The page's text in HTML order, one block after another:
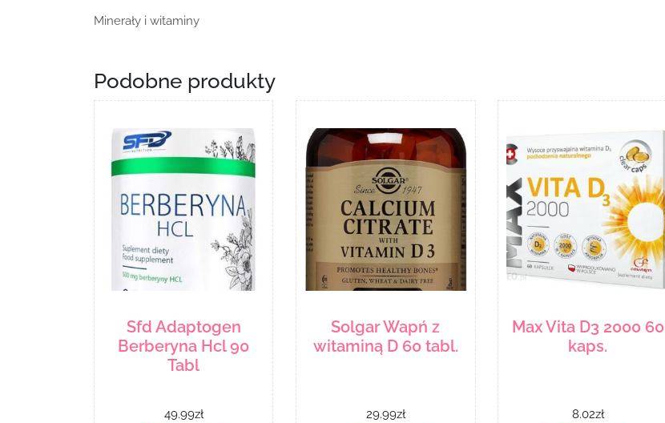
Minerały i witaminy
Podobne produkty
Sfd Adaptogen
Berberyna Hcl 90
Tabl
49.99zł
Solgar Wapń z
witaminą D 60 tabl.
29.99zł
Max Vita D3 2000 60
kaps.
8.02zł